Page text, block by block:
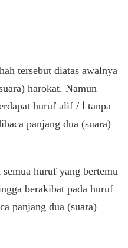
harokat. Namun
huruf yang bertemu
berakibat pada huruf
panjang dua (suara)